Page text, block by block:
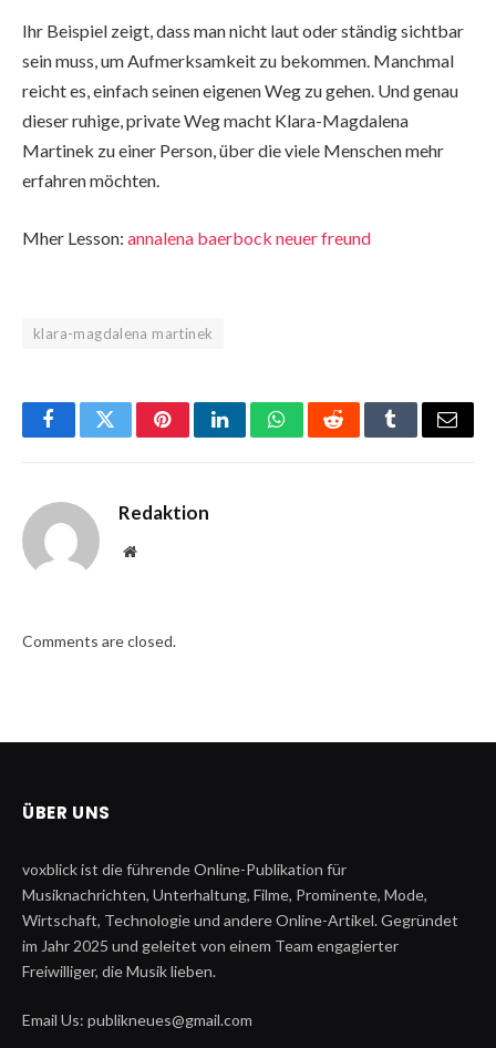
Ihr Beispiel zeigt, dass man nicht laut oder ständig sichtbar
sein muss, um Aufmerksamkeit zu bekommen. Manchmal
reicht es, einfach seinen eigenen Weg zu gehen. Und genau
dieser ruhige, private Weg macht Klara-Magdalena
Martinek zu einer Person, über die viele Menschen mehr
erfahren möchten.
Mher Lesson: annalena baerbock neuer freund
klara-magdalena martinek
FacebookTwitterPinterestLinkedInWhatsAppRedditTumblrEmail
Redaktion
Website
Comments are closed.
ÜBER UNS
voxblick ist die führende Online-Publikation für
Musiknachrichten, Unterhaltung, Filme, Prominente, Mode,
Wirtschaft, Technologie und andere Online-Artikel. Gegründet
im Jahr 2025 und geleitet von einem Team engagierter
Freiwilliger, die Musik lieben.
Email Us: publikneues@gmail.com